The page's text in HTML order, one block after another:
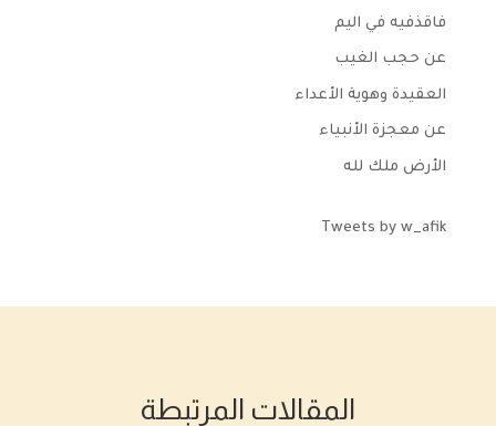
فاقذفيه في اليم
عن حجب الغيب
العقيدة وهوية الأعداء
عن معجزة الأنبياء
الأرض ملك لله
Tweets by w_afik
المقالات المرتبطة